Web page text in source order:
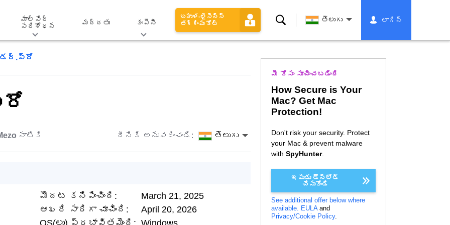
మాల్వేర్
పరిశోధన
మద్దతు కంపెనీ
బహుళ-లైసెన్స్
తగ్గింపు కోట్
శోధన తెలుగు లాగిన్
నాటికి దీనికి అనువదించండి: తెలుగు
మొదట కనిపించింది:
March 21, 2025
ఆఖరి సారిగా చూచింది:
April 20, 2026
OS(లు) ప్రభావితమైంది: Windows
మీ కోసం సూచించబడింది
How Secure is Your
Mac? Get Mac
Protection!
Don't risk your security. Protect
your Mac & prevent malware
with SpyHunter.
ఇపుడు డౌన్లోడ్
చేసుకోండి
See additional offer below where
available. EULAand
Privacy/Cookie Policy.